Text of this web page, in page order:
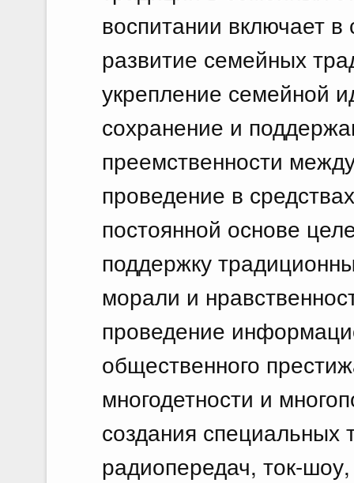
воспитании включает в
развитие семейных
укрепление семейной
сохранение и
преемственности
проведение в
постоянной основе
поддержку
морали и
проведение
общественного
многодетности и
создания специальных
радиопередач, ток-